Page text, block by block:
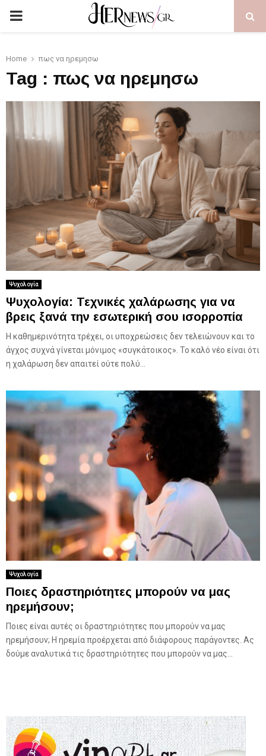
PRIMARY
Home πως να ηρεμησω
Tag : πως να ηρεμησω
Ψυχολογία
Ψυχολογία: Τεχνικές χαλάρωσης για να
βρεις ξανά την εσωτερική σου ισορροπία
Η καθημερινότητα τρέχει, οι υποχρεώσεις δεν τελειώνουν και το
άγχος συχνά γίνεται μόνιμος «συγκάτοικος». Το καλό νέο είναι ότι
η χαλάρωση δεν απαιτεί ούτε πολύ...
Ψυχολογία
Ποιες δραστηριότητες μπορούν να μας
ηρεμήσουν;
Ποιες είναι αυτές οι δραστηριότητες που μπορούν να μας
ηρεμήσουν; Η ηρεμία προέρχεται από διάφορους παράγοντες. Ας
δούμε αναλυτικά τις δραστηριότητες που μπορούν να μας...